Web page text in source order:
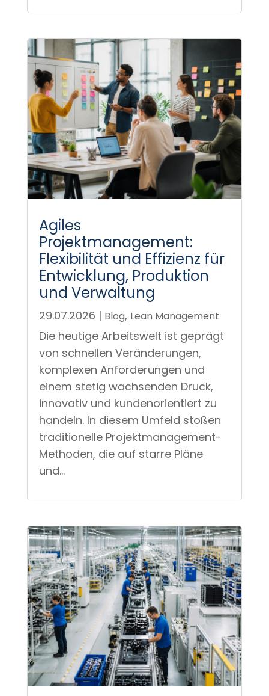
Agiles
Projektmanagement:
Flexibilität und Effizienz für
Entwicklung, Produktion
und Verwaltung
29.07.2026 | Blog, Lean Management
Die heutige Arbeitswelt ist geprägt
von schnellen Veränderungen,
komplexen Anforderungen und
einem stetig wachsenden Druck,
innovativ und kundenorientiert zu
handeln. In diesem Umfeld stoßen
traditionelle Projektmanagement-
Methoden, die auf starre Pläne
und...